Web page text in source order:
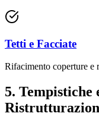
Tetti e Facciate
Rifacimento coperture e
5. Tempistiche